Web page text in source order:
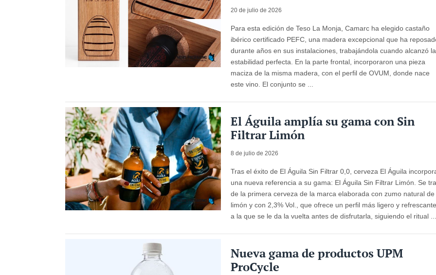
20 de julio de 2026
Para esta edición de Teso La Monja, Camarc ha elegido castaño
ibérico certificado PEFC, una madera excepcional que ha
durante años en sus instalaciones, trabajándola cuando alcanzó la
estabilidad perfecta. En la parte frontal, incorporaron una pieza
maciza de la misma madera, con el perfil de OVUM, donde nace
este vino. El conjunto se ...
El Águila amplía su gama con Sin
Filtrar Limón
8 de julio de 2026
Tras el éxito de El Águila Sin Filtrar 0,0, cerveza El Águila
una nueva referencia a su gama: El Águila Sin Filtrar Limón. Se
de la primera cerveza de la marca elaborada con zumo natural de
limón y con 2,3% Vol., que ofrece un perfil más ligero y
a la que se le da la vuelta antes de disfrutarla, siguiendo el ritual
Nueva gama de productos UPM
ProCycle